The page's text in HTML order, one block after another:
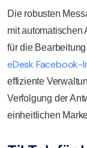
Die robusten
mit automatischen
für die
eDesk Facebook-
effiziente
Verfolgung der
einheitlichen